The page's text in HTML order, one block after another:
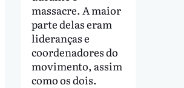
massacre. A maior
parte delas eram
lideranças e
coordenadores do
movimento, assim
como os dois.